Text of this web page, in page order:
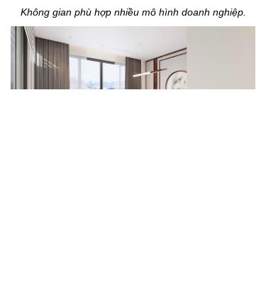
Không gian phù hợp nhiều mô hình doanh nghiệp.